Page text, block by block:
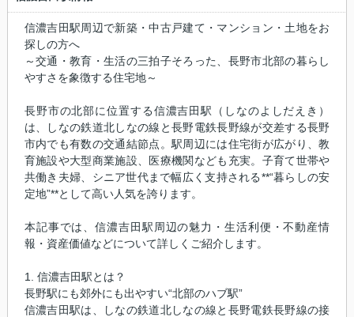
信濃吉田駅周辺で新築・中古戸建て・マンション・土地をお
探しの方へ
～交通・教育・生活の三拍子そろった、長野市北部の暮らし
やすさを象徴する住宅地～
長野市の北部に位置する信濃吉田駅（しなのよしだえき）
は、しなの鉄道北しなの線と長野電鉄長野線が交差する長野
市内でも有数の交通結節点。駅周辺には住宅街が広がり、教
育施設や大型商業施設、医療機関なども充実。子育て世帯や
共働き夫婦、シニア世代まで幅広く支持される**“暮らしの安
定地”**として高い人気を誇ります。
本記事では、信濃吉田駅周辺の魅力・生活利便・不動産情
報・資産価値などについて詳しくご紹介します。
1. 信濃吉田駅とは？
長野駅にも郊外にも出やすい“北部のハブ駅”
信濃吉田駅は、しなの鉄道北しなの線と長野電鉄長野線の接